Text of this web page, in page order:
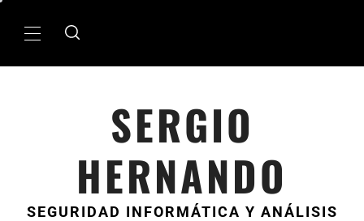
MenÃº
SERGIO
HERNANDO
SEGURIDAD INFORMÁTICA Y ANÁLISIS